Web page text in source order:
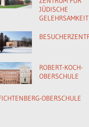
JÜDISCHE
GELEHRSAMKEIT
ROBERT-KOCH-
OBERSCHULE
OBERSCHULE